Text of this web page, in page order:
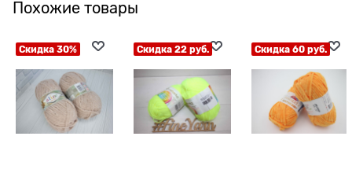
Похожие товары
Скидка 30% Скидка 22 руб. Скидка 60 руб.